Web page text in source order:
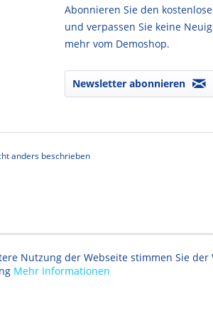
Abonnieren Sie den
und verpassen Sie keine
mehr vom Demoshop.
Newsletter abonnieren
anders beschrieben
Nutzung der Webseite stimmen Sie der
Mehr Informationen